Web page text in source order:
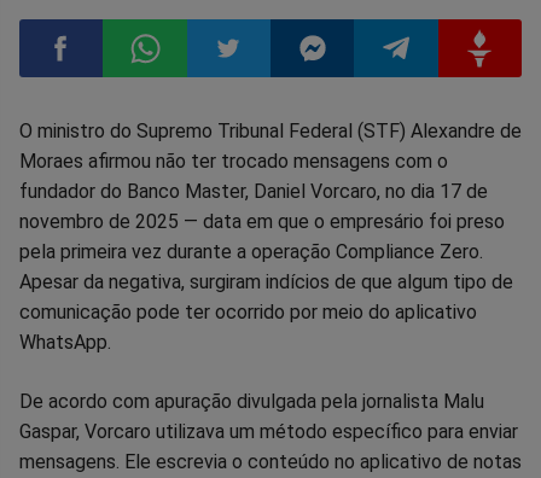
Compartilhar
no
Facebook
Compartilhar
no
Whatsapp
Compartilhar
no
Twitter
Compartilhar
no
Messenger
Compartilhar
no
Telegram
no
Gettr
O ministro do Supremo Tribunal Federal (STF) Alexandre de
Moraes afirmou não ter trocado mensagens com o
fundador do Banco Master, Daniel Vorcaro, no dia 17 de
novembro de 2025 — data em que o empresário foi preso
pela primeira vez durante a operação Compliance Zero.
Apesar da negativa, surgiram indícios de que algum tipo de
comunicação pode ter ocorrido por meio do aplicativo
WhatsApp.
De acordo com apuração divulgada pela jornalista Malu
Gaspar, Vorcaro utilizava um método específico para enviar
mensagens. Ele escrevia o conteúdo no aplicativo de notas